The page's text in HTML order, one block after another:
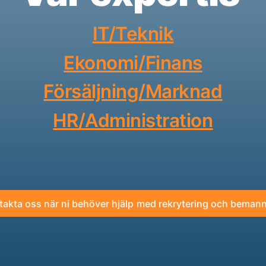
IT/Teknik
Ekonomi/Finans
Försäljning/Marknad
HR/Administration
oss när ni behöver hjälp med rekrytering och